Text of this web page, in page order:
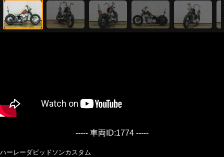
----- 車両ID:1774 -----
ハーレーダビッドソンカスタム